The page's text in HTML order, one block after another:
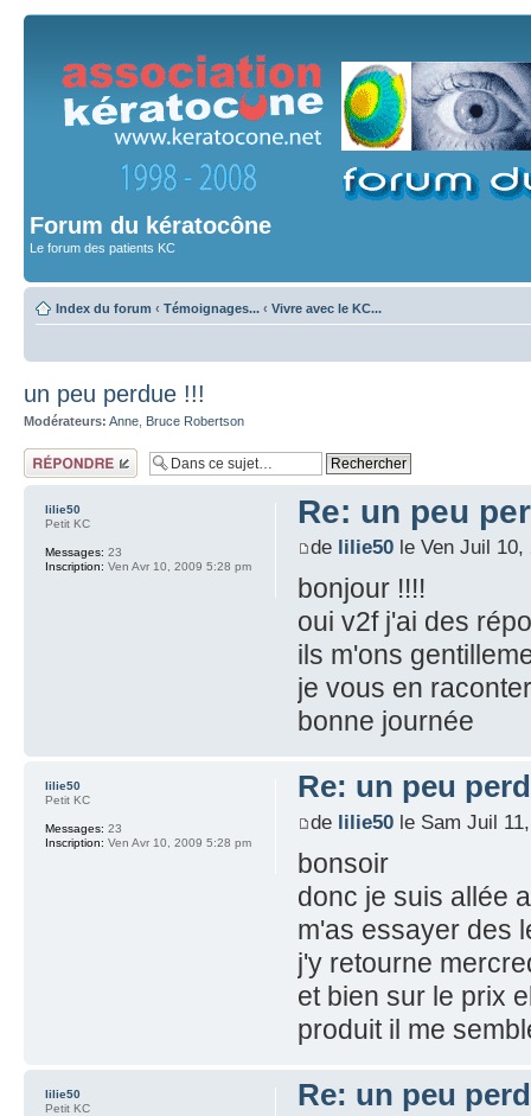
Forum du kératocône
Le forum des patients KC
Index du forum ‹ Témoignages... ‹ Vivre avec le KC...
un peu perdue !!!
Modérateurs: Anne Bruce Robertson
Répondre
Re: un peu
de lilie50le Ven Juil 10,
bonjour !!!!
oui v2f j'ai des
ils m'ons
je vous en
bonne journée
lilie50
Petit KC
Messages: 23
Inscription: Ven Avr 10, 2009 5:28 pm
Re: un peu
de lilie50le Sam Juil
bonsoir
donc je suis allée
m'as essayer des
j'y retourne
et bien sur le prix
produit il me
lilie50
Petit KC
Messages: 23
Inscription: Ven Avr 10, 2009 5:28 pm
Re: un peu
lilie50
Petit KC